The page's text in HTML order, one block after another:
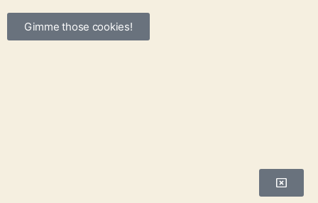
Gimme those cookies!